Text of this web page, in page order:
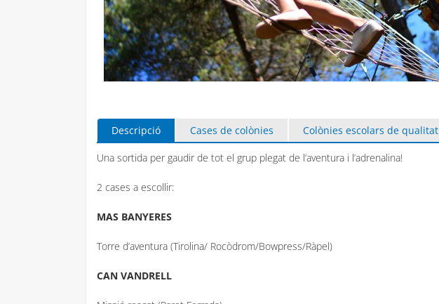
Descripció Cases de colònies Colònies escolars de qualitat
Una sortida per gaudir de tot el grup plegat de l’aventura i l’adrenalina!
2 cases a escollir:
MAS BANYERES
Torre d’aventura (Tirolina/ Rocòdrom/Bowpress/Ràpel)
CAN VANDRELL